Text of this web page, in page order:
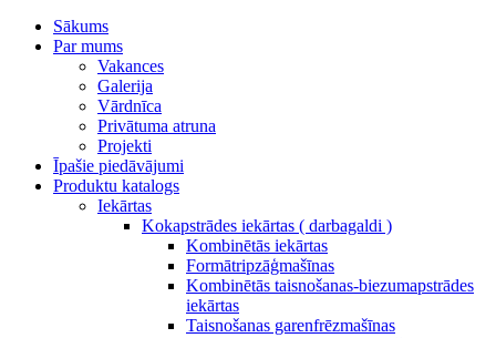
Sākums
Par mums
Vakances
Galerija
Vārdnīca
Privātuma atruna
Projekti
Īpašie piedāvājumi
Produktu katalogs
Iekārtas
Kokapstrādes iekārtas ( darbagaldi )
Kombinētās iekārtas
Formātripzāģmašīnas
Kombinētās taisnošanas-biezumapstrādes
iekārtas
Taisnošanas garenfrēzmašīnas